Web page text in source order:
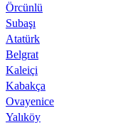
Örcünlü
Subaşı
Atatürk
Belgrat
Kaleiçi
Kabakça
Ovayenice
Yalıköy